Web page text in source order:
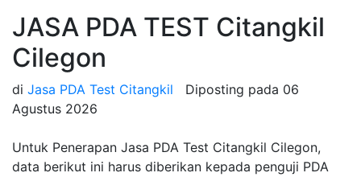
JASA PDA TEST Citangkil
Cilegon
di Jasa PDA Test Citangkil Diposting pada 06
Agustus 2026
Untuk Penerapan Jasa PDA Test Citangkil Cilegon,
data berikut ini harus diberikan kepada penguji PDA